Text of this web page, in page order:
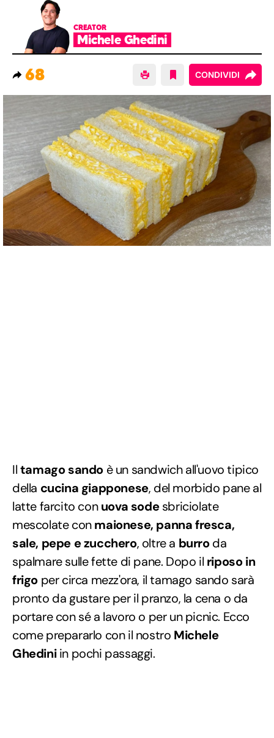
CREATOR
Michele Ghedini
68 CONDIVIDI
Iltamago sando è un sandwich all'uovo tipico
della cucina giapponese, del morbido pane al
latte farcito conuova sodesbriciolate
mescolate conmaionese, panna fresca,
sale, pepe e zucchero, oltre a burroda
spalmare sulle fette di pane. Dopo il riposo in
frigo per circa mezz'ora, il tamago sando sarà
pronto da gustare per il pranzo, la cena o da
portare con sé a lavoro o per un picnic. Ecco
come prepararlo con il nostro Michele
Ghediniin pochi passaggi.